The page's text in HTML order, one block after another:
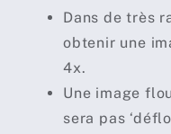
Dans de très
obtenir une
4x.
Une image
sera pas